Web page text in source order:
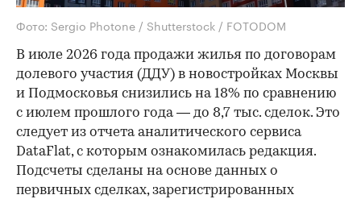
Фото: Sergio Photone / Shutterstock / FOTODOM
В июле 2026 года продажи жилья по договорам
долевого участия (ДДУ) в новостройках Москвы
и Подмосковья снизились на 18% по сравнению
с июлем прошлого года — до 8,7 тыс. сделок. Это
следует из отчета аналитического сервиса
DataFlat, с которым ознакомилась редакция.
Подсчеты сделаны на основе данных о
первичных сделках, зарегистрированных